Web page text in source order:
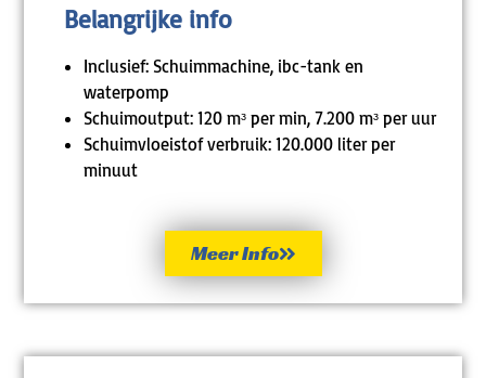
Belangrijke info
Inclusief: Schuimmachine, ibc-tank en
waterpomp
Schuimoutput: 120 mᶟ per min, 7.200 mᶟ per uur
Schuimvloeistof verbruik: 120.000 liter per
minuut
Meer Info